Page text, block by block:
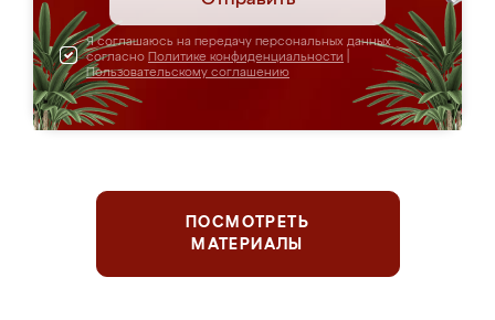
Я соглашаюсь на передачу персональных данных
согласно Политике конфиденциальности
Пользовательскому соглашению
ПОСМОТРЕТЬ
МАТЕРИАЛЫ